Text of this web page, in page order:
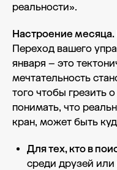
реальности».
Настроение месяца.
Переход вашего
января – это
мечтательность
того чтобы грезить
понимать, что
кран, может быть
Для тех, кто в
среди друзей